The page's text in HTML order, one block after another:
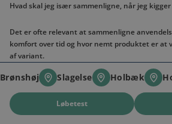
Hvad skal jeg især sammenligne, når jeg
Det er ofte relevant at sammenligne
komfort over tid og hvor nemt produktet er at
af variant.
Brønshøj
Brønshøj
Slagelse
Slagelse
Holbæk
Holbæk
Løbetest